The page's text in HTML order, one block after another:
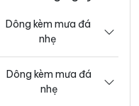
Dông kèm mưa đá
nhẹ
Dông kèm mưa đá
nhẹ